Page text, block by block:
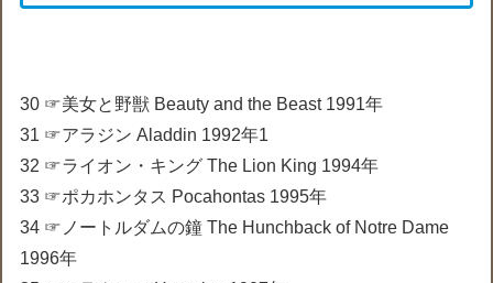
30 ☞美女と野獣 Beauty and the Beast 1991年
31 ☞アラジン Aladdin 1992年1
32 ☞ライオン・キング The Lion King 1994年
33 ☞ポカホンタス Pocahontas 1995年
34 ☞ノートルダムの鐘 The Hunchback of Notre Dame
1996年